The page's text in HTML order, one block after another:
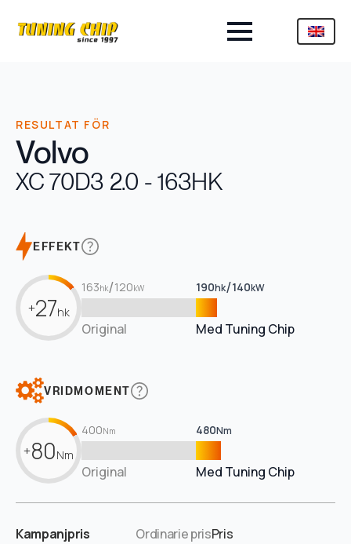
RESULTAT FÖR
Volvo
XC 70D3 2.0 - 163HK
EFFEKT
+27hk
163hk/120kW 190hk/140kW
Original Med Tuning Chip
VRIDMOMENT
+80Nm
400Nm 480Nm
Original Med Tuning Chip
Kampanjpris Ordinarie prisPris